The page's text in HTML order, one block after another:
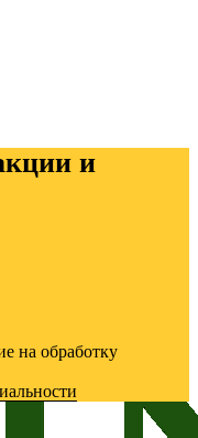
и
на обработку